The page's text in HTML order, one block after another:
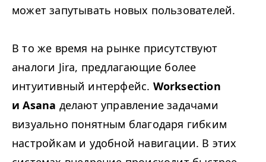
может запутывать новых пользователей.
В то же время на рынке присутствуют
аналоги Jira, предлагающие более
интуитивный интерфейс. Worksection
и Asana делают управление задачами
визуально понятным благодаря гибким
настройкам и удобной навигации. В этих